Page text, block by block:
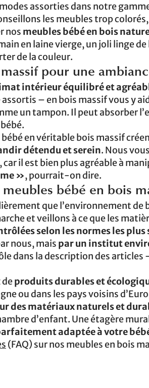
assorties dans notre
les meubles trop
nos meubles bébé en bois
en laine vierge, un joli linge
de la couleur.
pour une
intérieur équilibré et
– en bois massif vous y
un tampon. Il peut absorber
en véritable bois massif
détendu et serein. Nous
car il est bien plus agréable à
», pourrait-on dire.
bébé en bois
que l’environnement de
et veillons à ce que les
selon les normes les
nous, mais par un institut
dans la description des
deproduits durables et
ou dans les pays voisins
des matériaux naturels et
d’enfant. Une étagère
adaptée à votre
(FAQ) sur nos meubles en bois